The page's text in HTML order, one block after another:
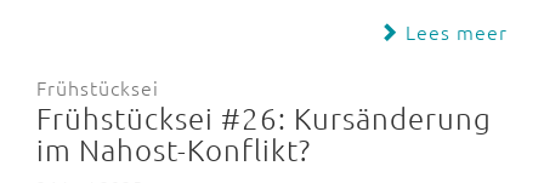
Lees meer
Frühstücksei
Frühstücksei #26: Kursänderung
im Nahost-Konflikt?